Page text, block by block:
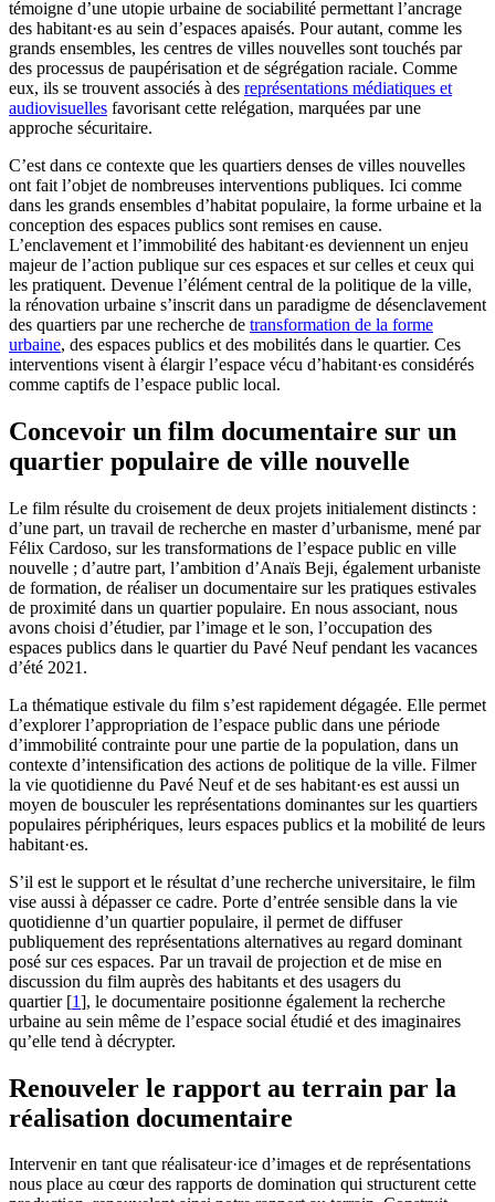
témoigne d’une utopie urbaine de sociabilité permettant l’ancrage
des habitant·es au sein d’espaces apaisés. Pour autant, comme les
grands ensembles, les centres de villes nouvelles sont touchés par
des processus de paupérisation et de ségrégation raciale. Comme
eux, ils se trouvent associés à des représentations médiatiques et
audiovisuelles favorisant cette relégation, marquées par une
approche sécuritaire.
C’est dans ce contexte que les quartiers denses de villes nouvelles
ont fait l’objet de nombreuses interventions publiques. Ici comme
dans les grands ensembles d’habitat populaire, la forme urbaine et la
conception des espaces publics sont remises en cause.
L’enclavement et l’immobilité des habitant·es deviennent un enjeu
majeur de l’action publique sur ces espaces et sur celles et ceux qui
les pratiquent. Devenue l’élément central de la politique de la ville,
la rénovation urbaine s’inscrit dans un paradigme de désenclavement
des quartiers par une recherche de transformation de la forme
urbaine, des espaces publics et des mobilités dans le quartier. Ces
interventions visent à élargir l’espace vécu d’habitant·es considérés
comme captifs de l’espace public local.
Concevoir un film documentaire sur un
quartier populaire de ville nouvelle
Le film résulte du croisement de deux projets initialement distincts :
d’une part, un travail de recherche en master d’urbanisme, mené par
Félix Cardoso, sur les transformations de l’espace public en ville
nouvelle ; d’autre part, l’ambition d’Anaïs Beji, également urbaniste
de formation, de réaliser un documentaire sur les pratiques estivales
de proximité dans un quartier populaire. En nous associant, nous
avons choisi d’étudier, par l’image et le son, l’occupation des
espaces publics dans le quartier du Pavé Neuf pendant les vacances
d’été 2021.
La thématique estivale du film s’est rapidement dégagée. Elle permet
d’explorer l’appropriation de l’espace public dans une période
d’immobilité contrainte pour une partie de la population, dans un
contexte d’intensification des actions de politique de la ville. Filmer
la vie quotidienne du Pavé Neuf et de ses habitant·es est aussi un
moyen de bousculer les représentations dominantes sur les quartiers
populaires périphériques, leurs espaces publics et la mobilité de leurs
habitant·es.
S’il est le support et le résultat d’une recherche universitaire, le film
vise aussi à dépasser ce cadre. Porte d’entrée sensible dans la vie
quotidienne d’un quartier populaire, il permet de diffuser
publiquement des représentations alternatives au regard dominant
posé sur ces espaces. Par un travail de projection et de mise en
discussion du film auprès des habitants et des usagers du
quartier[1], le documentaire positionne également la recherche
urbaine au sein même de l’espace social étudié et des imaginaires
qu’elle tend à décrypter.
Renouveler le rapport au terrain par la
réalisation documentaire
Intervenir en tant que réalisateur·ice d’images et de représentations
nous place au cœur des rapports de domination qui structurent cette